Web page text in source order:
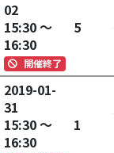
02
15:30 ～
16:30
開催終了
5
2019-01-
31
15:30 ～
16:30
1